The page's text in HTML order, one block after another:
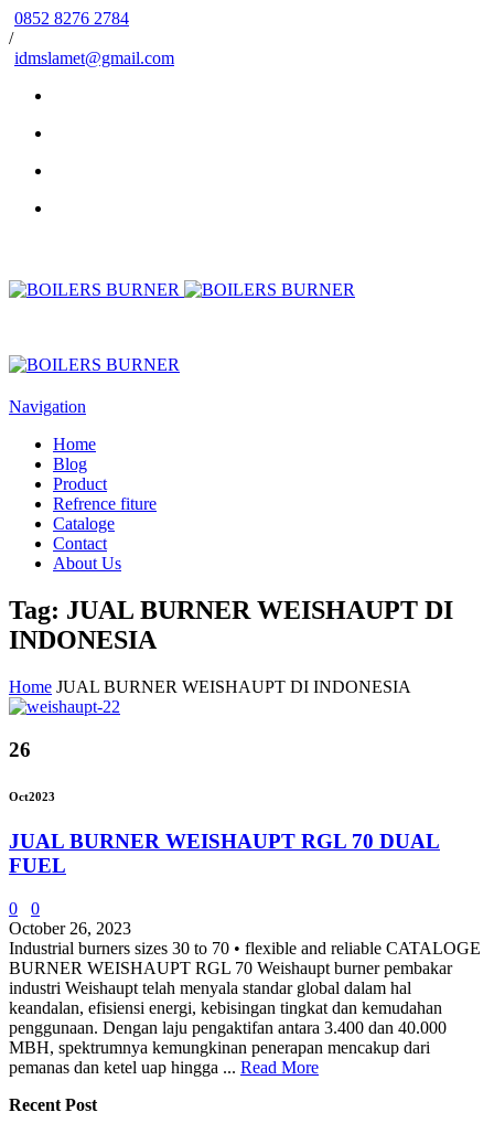
0852 8276 2784
/
idmslamet@gmail.com
Navigation
Home
Blog
Product
Refrence fiture
Cataloge
Contact
About Us
Tag: JUAL BURNER WEISHAUPT DI
INDONESIA
Home JUAL BURNER WEISHAUPT DI INDONESIA
26
Oct2023
JUAL BURNER WEISHAUPT RGL 70 DUAL
FUEL
0
0
October 26, 2023
Industrial burners sizes 30 to 70 • flexible and reliable CATALOGE
BURNER WEISHAUPT RGL 70 Weishaupt burner pembakar
industri Weishaupt telah menyala standar global dalam hal
keandalan, efisiensi energi, kebisingan tingkat dan kemudahan
penggunaan. Dengan laju pengaktifan antara 3.400 dan 40.000
MBH, spektrumnya kemungkinan penerapan mencakup dari
pemanas dan ketel uap hingga ... Read More
Recent Post